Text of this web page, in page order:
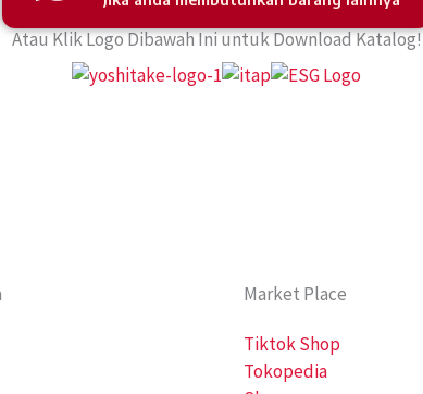
Atau Klik Logo Dibawah Ini untuk Download Katalog!
Market Place
Tiktok Shop
Tokopedia